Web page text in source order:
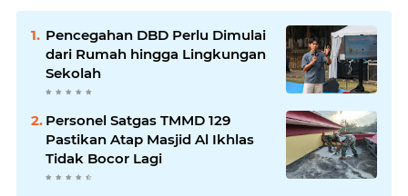
Pencegahan DBD Perlu Dimulai
dari Rumah hingga Lingkungan
Sekolah
Personel Satgas TMMD 129
Pastikan Atap Masjid Al Ikhlas
Tidak Bocor Lagi